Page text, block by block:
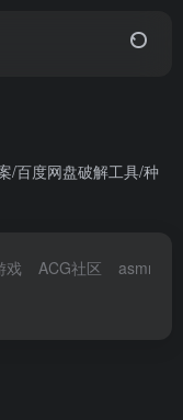
/百度网盘破解工具/种
戏 ACG社区
asmr音声